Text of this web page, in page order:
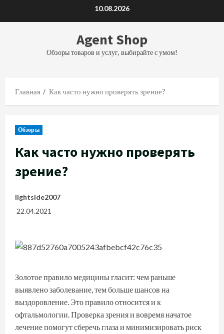
10.08.2026
Agent Shop
Обзоры товаров и услуг, выбирайте с умом!
Главная Как часто нужно проверять зрение?
Обзоры
Как часто нужно проверять
зрение?
lightside2007
22.04.2021
Золотое правило медицины гласит: чем раньше
выявлено заболевание, тем больше шансов на
выздоровление. Это правило относится и к
офтальмологии. Проверка зрения и вовремя начатое
лечение помогут сберечь глаза и минимизировать риск